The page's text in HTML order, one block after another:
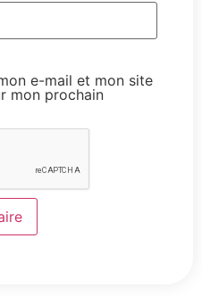
e-mail et mon site
mon prochain